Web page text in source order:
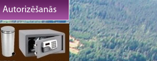
Autorizēšanās